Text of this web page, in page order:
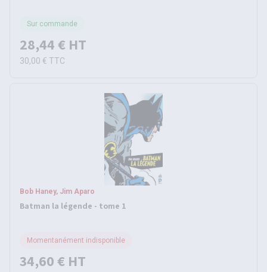
Sur commande
28,44 € HT
30,00 € TTC
Bob Haney, Jim Aparo
Batman la légende - tome 1
Momentanément indisponible
34,60 € HT